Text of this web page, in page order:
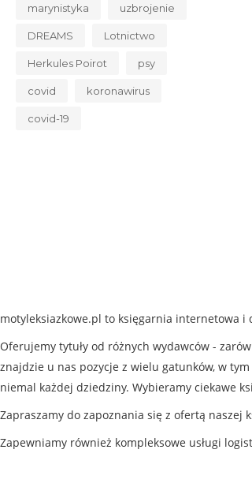
marynistyka uzbrojenie
DREAMS Lotnictwo
Herkules Poirot psy
covid koronawirus
covid-19
motyleksiazkowe.pl to księgarnia internetowa i
Oferujemy tytuły od różnych wydawców -
znajdzie u nas pozycje z wielu gatunków, w
niemal każdej dziedziny. Wybieramy ciekawe
Zapraszamy do zapoznania się z ofertą
Zapewniamy również kompleksowe usługi